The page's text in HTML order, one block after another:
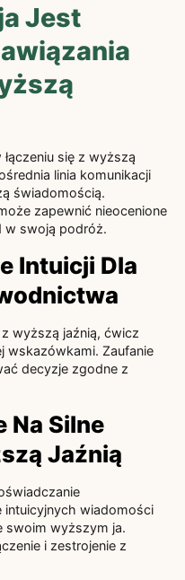
Jest
się z wyższą
linia komunikacji
świadomością.
zapewnić nieocenione
w swoją podróż.
Intuicji Dla
wyższą jaźnią, ćwicz
wskazówkami. Zaufanie
decyzje zgodne z
Na Silne
Jaźnią
intuicyjnych wiadomości
swoim wyższym ja.
i zestrojenie z